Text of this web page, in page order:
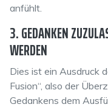
anfühlt.
3. GEDANKEN
WERDEN
Dies ist ein Ausdruck
Fusion“, also der
Gedankens dem